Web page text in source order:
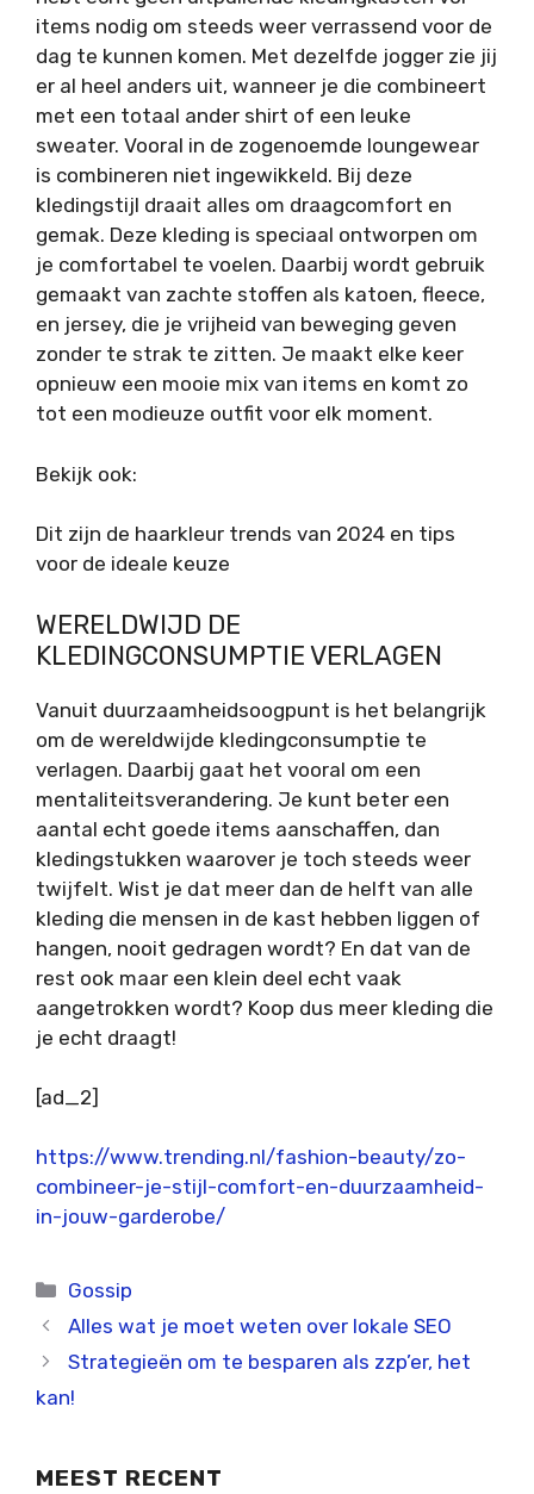
items nodig om steeds weer verrassend voor de
dag te kunnen komen. Met dezelfde jogger zie jij
er al heel anders uit, wanneer je die combineert
met een totaal ander shirt of een leuke
sweater. Vooral in de zogenoemde loungewear
is combineren niet ingewikkeld. Bij deze
kledingstijl draait alles om draagcomfort en
gemak. Deze kleding is speciaal ontworpen om
je comfortabel te voelen. Daarbij wordt gebruik
gemaakt van zachte stoffen als katoen, fleece,
en jersey, die je vrijheid van beweging geven
zonder te strak te zitten. Je maakt elke keer
opnieuw een mooie mix van items en komt zo
tot een modieuze outfit voor elk moment.
Bekijk ook:
Dit zijn de haarkleur trends van 2024 en tips
voor de ideale keuze
WERELDWIJD DE
KLEDINGCONSUMPTIE VERLAGEN
Vanuit duurzaamheidsoogpunt is het belangrijk
om de wereldwijde kledingconsumptie te
verlagen. Daarbij gaat het vooral om een
mentaliteitsverandering. Je kunt beter een
aantal echt goede items aanschaffen, dan
kledingstukken waarover je toch steeds weer
twijfelt. Wist je dat meer dan de helft van alle
kleding die mensen in de kast hebben liggen of
hangen, nooit gedragen wordt? En dat van de
rest ook maar een klein deel echt vaak
aangetrokken wordt? Koop dus meer kleding die
je echt draagt!
[ad_2]
https://www.trending.nl/fashion-beauty/zo-
combineer-je-stijl-comfort-en-duurzaamheid-
in-jouw-garderobe/
Categorieën
Gossip
Alles wat je moet weten over lokale SEO
Strategieën om te besparen als zzp’er, het
kan!
MEEST RECENT